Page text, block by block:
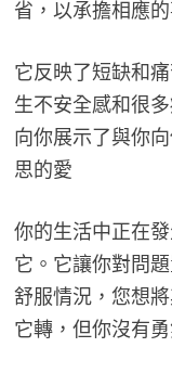
省，以承擔相應的
它反映了短缺和
生不安全感和很
向你展示了與你
思的愛
你的生活中正在
它。它讓你對問
舒服情況，您想
它轉，但你沒有